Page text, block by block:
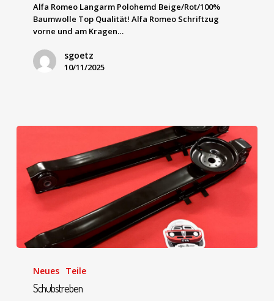
Alfa Romeo Langarm Polohemd Beige/Rot/100%
Baumwolle Top Qualität! Alfa Romeo Schriftzug
vorne und am Kragen…
sgoetz
10/11/2025
Neues Teile
Schubstreben